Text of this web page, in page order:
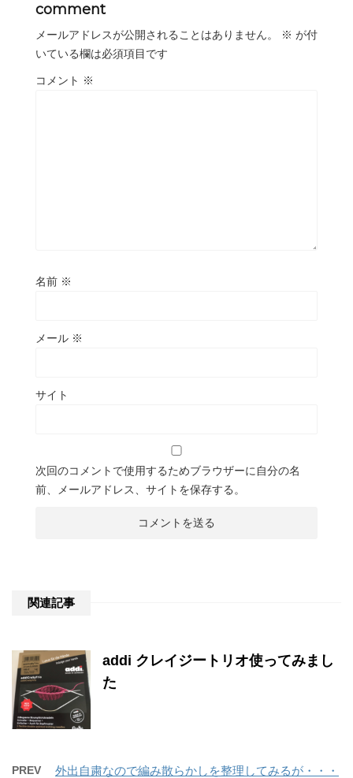
comment
メールアドレスが公開されることはありません。 ※ が付
いている欄は必須項目です
コメント ※
名前 ※
メール ※
サイト
次回のコメントで使用するためブラウザーに自分の名
前、メールアドレス、サイトを保存する。
関連記事
addi クレイジートリオ使ってみまし
た
PREV 外出自粛なので編み散らかしを整理してみるが・・・